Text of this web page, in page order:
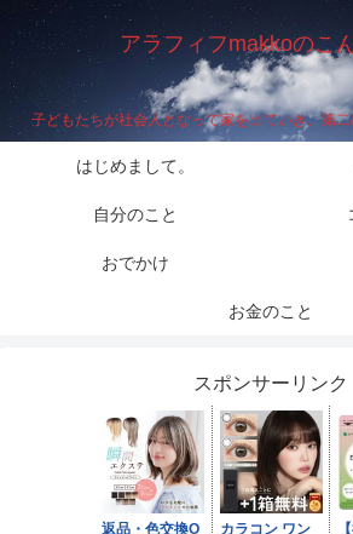
アラフィフmakkoのこ
子どもたちが社会人となって家を出ていき、第二
はじめまして。
自分のこと
おでかけ
お金のこと
スポンサーリンク